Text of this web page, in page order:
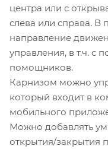
центра или с
слева или справа. В
направление
управления, в т.ч. с
помощников.
Карнизом можно
который входит в
мобильного
Можно добавлять
открытия/закрытия